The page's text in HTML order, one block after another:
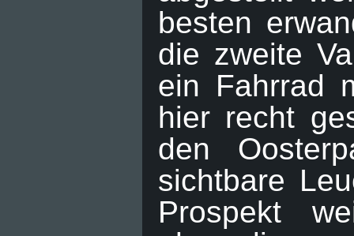
besten
die zweite
ein Fahrrad
hier recht
den
sichtbare
Prospekt